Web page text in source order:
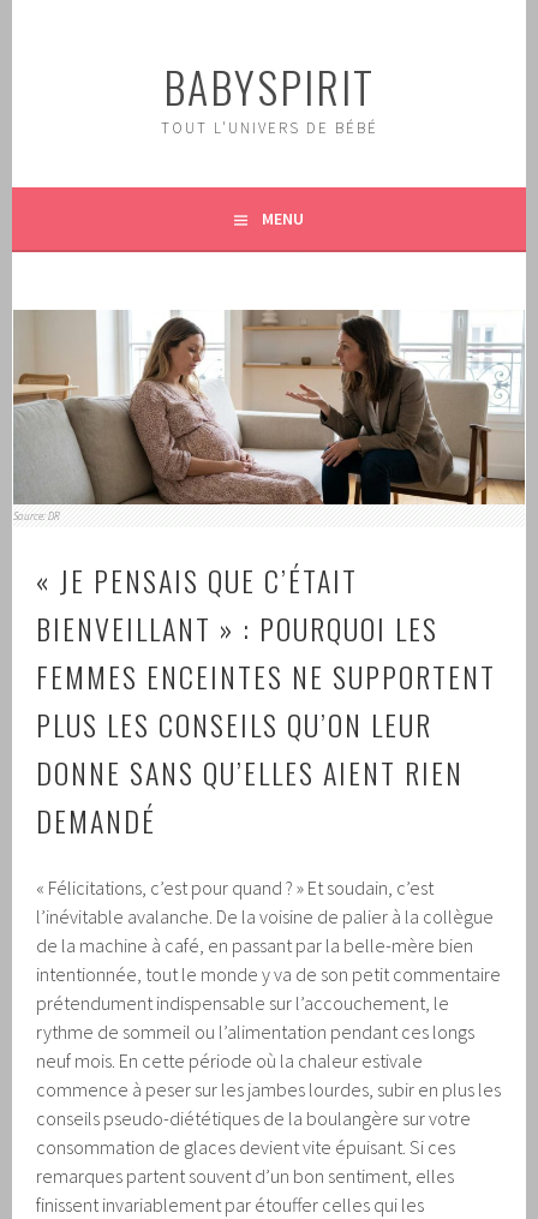
BABYSPIRIT
TOUT L'UNIVERS DE BÉBÉ
MENU
Source: DR
« JE PENSAIS QUE C’ÉTAIT
BIENVEILLANT » : POURQUOI LES
FEMMES ENCEINTES NE SUPPORTENT
PLUS LES CONSEILS QU’ON LEUR
DONNE SANS QU’ELLES AIENT RIEN
DEMANDÉ
« Félicitations, c’est pour quand ? » Et soudain, c’est
l’inévitable avalanche. De la voisine de palier à la collègue
de la machine à café, en passant par la belle-mère bien
intentionnée, tout le monde y va de son petit commentaire
prétendument indispensable sur l’accouchement, le
rythme de sommeil ou l’alimentation pendant ces longs
neuf mois. En cette période où la chaleur estivale
commence à peser sur les jambes lourdes, subir en plus les
conseils pseudo-diététiques de la boulangère sur votre
consommation de glaces devient vite épuisant. Si ces
remarques partent souvent d’un bon sentiment, elles
finissent invariablement par étouffer celles qui les